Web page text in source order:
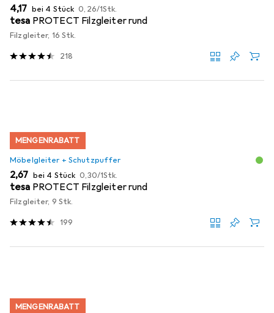
EUR
4,17 bei 4 Stück EUR
0,26/1Stk.
tesa PROTECT Filzgleiter rund
Filzgleiter, 16 Stk.
218
MENGENRABATT
Möbelgleiter + Schutzpuffer
EUR
2,67 bei 4 Stück EUR
0,30/1Stk.
tesa PROTECT Filzgleiter rund
Filzgleiter, 9 Stk.
199
MENGENRABATT